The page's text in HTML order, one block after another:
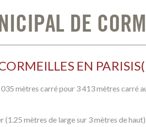
DE
EN PARISIS(
mètres carré pour 3 413 mètres carré
mètres de large sur 3 mètres de